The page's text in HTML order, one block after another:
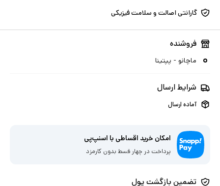
گارانتی اصالت و سلامت فیزیکی
فروشنده
ماچانو - پپتینا
شرایط ارسال
آماده ارسال
امکان خرید اقساطی با اسنپ‌پی
پرداخت در چهار قسط بدون کارمزد
تضمین بازگشت پول